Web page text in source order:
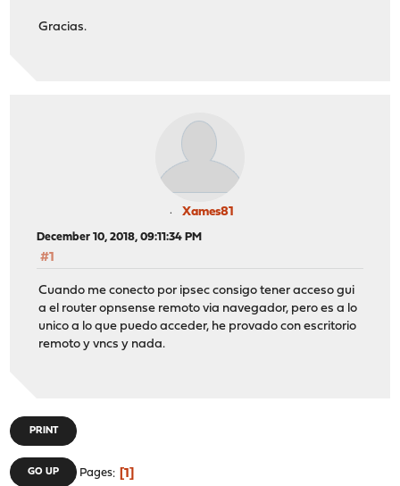
Gracias.
Xames81
December 10, 2018, 09:11:34 PM
#1
Cuando me conecto por ipsec consigo tener acceso gui
a el router opnsense remoto via navegador, pero es a lo
unico a lo que puedo acceder, he provado con escritorio
remoto y vncs y nada.
PRINT
GO UP Pages 1